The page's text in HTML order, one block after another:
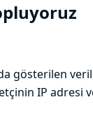
gösterilen
IP adresi